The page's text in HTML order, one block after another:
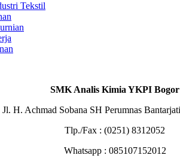
Tekstil
SMK Analis Kimia YKPI Bogor
Jl. H. Achmad Sobana SH Perumnas
Tlp./Fax : (0251) 8312052
Whatsapp : 085107152012